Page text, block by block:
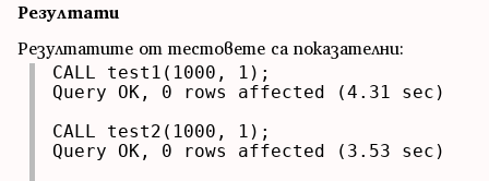
Резултати
Резултатите от тестовете са показателни:
CALL test1(1000, 1);
Query OK, 0 rows affected (4.31 sec)
CALL test2(1000, 1);
Query OK, 0 rows affected (3.53 sec)